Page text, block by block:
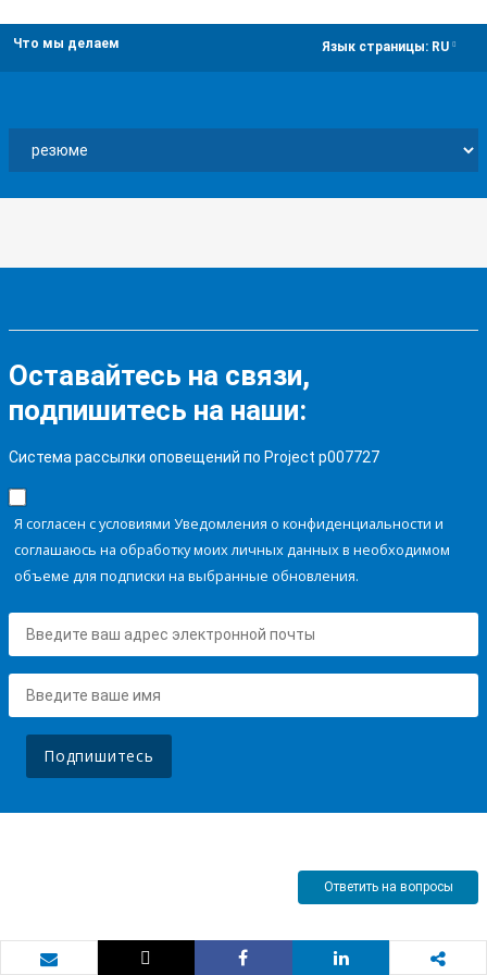
Что мы делаем Язык страницы: RU
Оставайтесь на связи,
подпишитесь на наши:
Система рассылки оповещений по Project p007727
Я согласен с условиями Уведомления о конфиденциальности и
соглашаюсь на обработку моих личных данных в необходимом
объеме для подписки на выбранные обновления.
Подпишитесь
Ответить на вопросы